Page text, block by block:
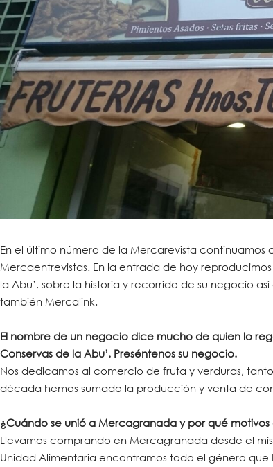
En el último número de la Mercarevista
Mercaentrevistas. En la entrada de hoy
la Abu’, sobre la historia y recorrido de su negocio
también Mercalink.
El nombre de un negocio dice mucho de quien lo
Conservas de la Abu’. Preséntenos su negocio.
Nos dedicamos al comercio de fruta y verduras,
década hemos sumado la producción y venta de
¿Cuándo se unió a Mercagranada y por qué
Llevamos comprando en Mercagranada desde el
Unidad Alimentaria encontramos todo el género